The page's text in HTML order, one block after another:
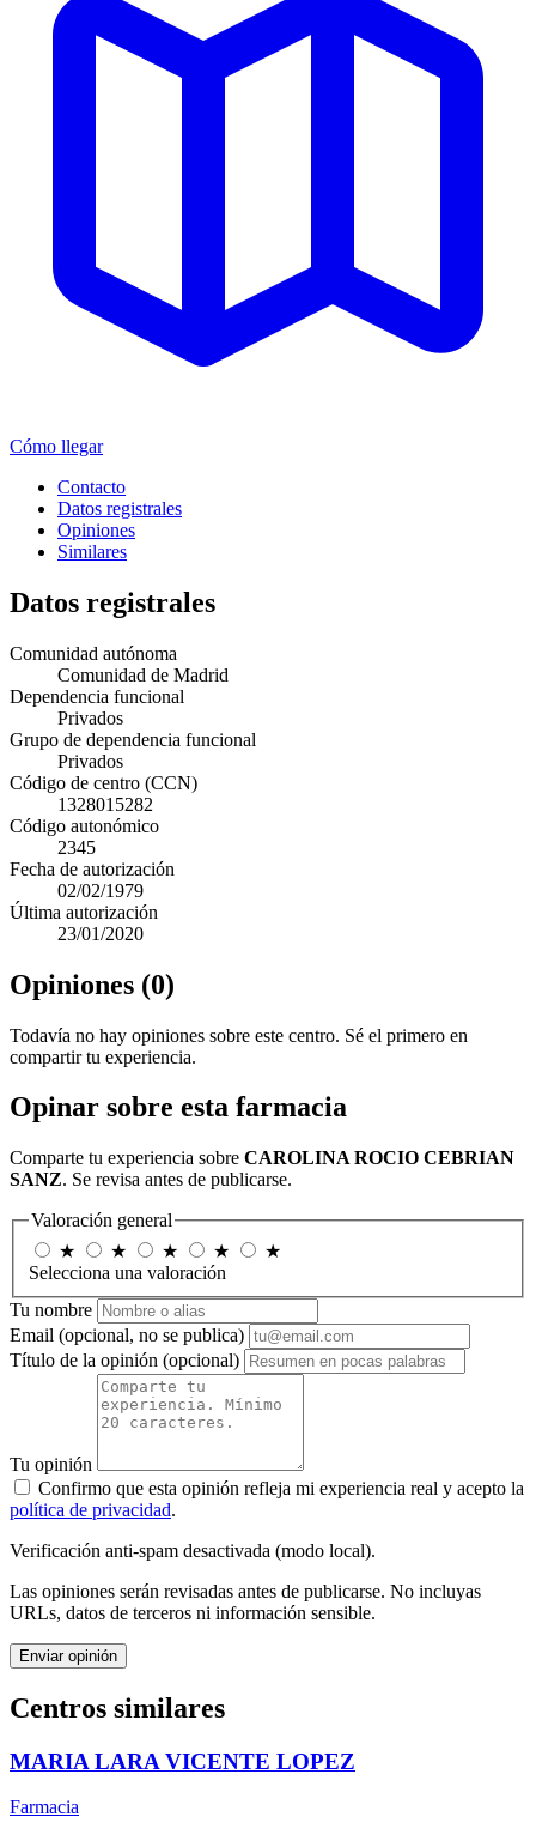
Cómo llegar
Contacto
Datos registrales
Opiniones
Similares
Datos registrales
Comunidad autónoma
Comunidad de Madrid
Dependencia funcional
Privados
Grupo de dependencia funcional
Privados
Código de centro (CCN)
1328015282
Código autonómico
2345
Fecha de autorización
02/02/1979
Última autorización
23/01/2020
Opiniones (0)
Todavía no hay opiniones sobre este centro. Sé el primero en
compartir tu experiencia.
Opinar sobre esta farmacia
Comparte tu experiencia sobre CAROLINA ROCIO CEBRIAN
SANZ. Se revisa antes de publicarse.
Valoración general
★
★ ★ ★
★
Selecciona una valoración
Tu nombre
Email (opcional, no se publica)
Título de la opinión (opcional)
Tu opinión
Confirmo que esta opinión refleja mi experiencia real y acepto la
política de privacidad.
Verificación anti-spam desactivada (modo local).
Las opiniones serán revisadas antes de publicarse. No incluyas
URLs, datos de terceros ni información sensible.
Enviar opinión
Centros similares
MARIA LARA VICENTE LOPEZ
Farmacia